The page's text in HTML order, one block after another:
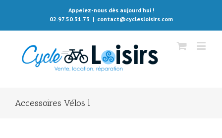
Appelez-nous dès aujourd'hui !
02.97.50.31.73 | contact@cyclesloisirs.com
Accessoires Vélos l